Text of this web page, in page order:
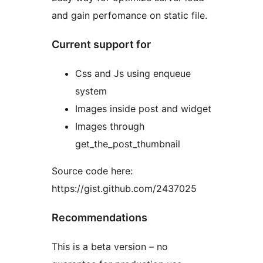
and gain perfomance on static file.
Current support for
Css and Js using enqueue
system
Images inside post and widget
Images through
get_the_post_thumbnail
Source code here:
https://gist.github.com/2437025
Recommendations
This is a beta version – no